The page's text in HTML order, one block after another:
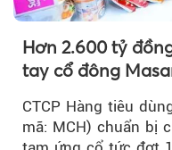
Hơn 2.600 tỷ
tay cổ đông
CTCP Hàng tiêu
mã: MCH) chuẩn bị